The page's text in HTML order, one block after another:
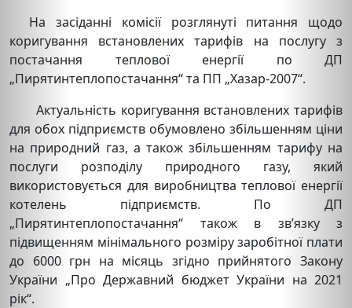
На засіданні комісії розглянуті питання щодо
коригування встановлених тарифів на послугу з
постачання теплової енергії по ДП
„Пирятинтеплопостачання“ та ПП „Хазар-2007“.
Актуальність коригування встановлених тарифів
для обох підприємств обумовлено збільшенням ціни
на природний газ, а також збільшенням тарифу на
послуги розподілу природного газу, який
використовується для виробництва теплової енергії
котелень підприємств. По ДП
„Пирятинтеплопостачання“ також в зв’язку з
підвищенням мінімального розміру заробітної плати
до 6000 грн на місяць згідно прийнятого Закону
України „Про Державний бюджет України на 2021
рік“.